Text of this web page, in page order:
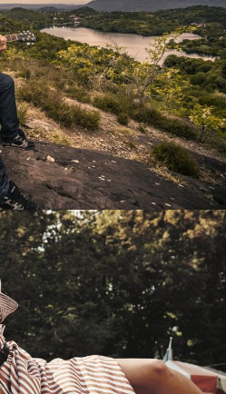
магазина
на 1С-Битрикс
проект
сети магазинов
Project